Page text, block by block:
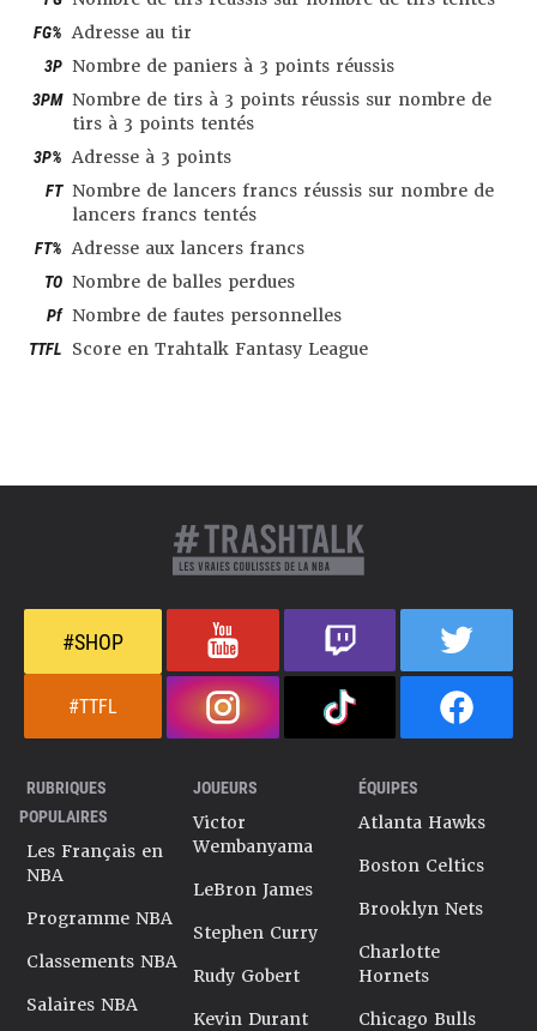
FG% Adresse au tir
3P Nombre de paniers à 3 points réussis
3PM Nombre de tirs à 3 points réussis sur nombre de
tirs à 3 points tentés
3P% Adresse à 3 points
FT Nombre de lancers francs réussis sur nombre de
lancers francs tentés
FT% Adresse aux lancers francs
TO Nombre de balles perdues
Pf Nombre de fautes personnelles
TTFL Score en Trahtalk Fantasy League
#SHOP
#TTFL
RUBRIQUES
POPULAIRES
Les Français en
NBA
Programme NBA
Classements NBA
Salaires NBA
JOUEURS
Victor
Wembanyama
LeBron James
Stephen Curry
Rudy Gobert
Kevin Durant
ÉQUIPES
Atlanta Hawks
Boston Celtics
Brooklyn Nets
Charlotte
Hornets
Chicago Bulls